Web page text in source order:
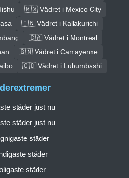
🇲🇽 Vädret i Mexico City
🇮🇳 Vädret i Kallakurichi
🇨🇦 Vädret i Montreal
🇬🇳 Vädret i Camayenne
🇨🇩 Vädret i Lubumbashi
städer just nu
städer just nu
städer
städer
städer